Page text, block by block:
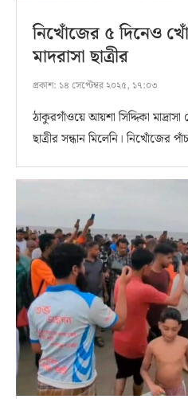
নিখোঁজের ৫ দিনেও
মাদরাসা ছাত্রীর
প্রকাশ: ১৪ সেপ্টেম্বর ২০২৫, ১৭:০৩
ঠাকুরগাঁওয়ে আয়শা সিদ্দিকা
ছাত্রীর সন্ধান মিলেনি। নিখোঁজের